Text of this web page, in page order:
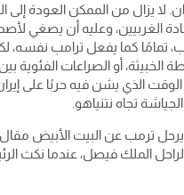
يزال من الممكن العودة إلى
الغربيين، وعليه أن يصغي
تمامًا كما يفعل ترامب نفسه،
الخبيثة، أو الصراعات
الذي يشن فيه حربًا على
تجاه نتنياهو.
ترمب عن البيت الأبيض
الملك فيصل، عندما نكث